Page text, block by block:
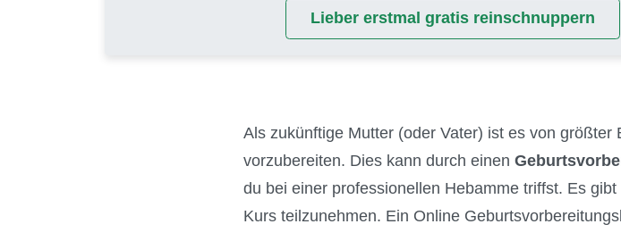
Lieber erstmal gratis reinschnuppern
Als zukünftige Mutter (oder Vater) ist es von
vorzubereiten. Dies kann durch einen
du bei einer professionellen Hebamme triffst. Es
Kurs teilzunehmen. Ein Online